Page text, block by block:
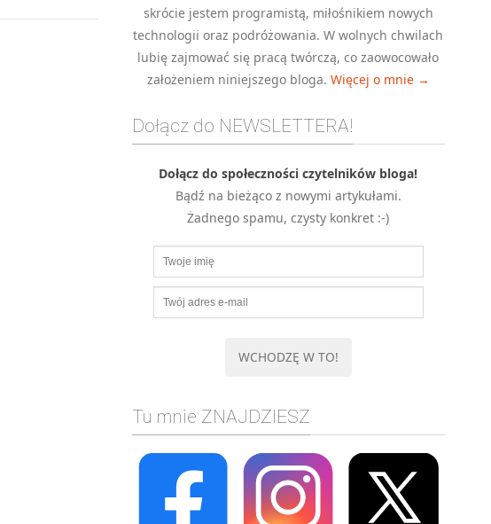
skrócie jestem programistą, miłośnikiem nowych
technologii oraz podróżowania. W wolnych chwilach
lubię zajmować się pracą twórczą, co zaowocowało
założeniem niniejszego bloga. Więcej o mnie →
Dołącz do NEWSLETTERA!
Dołącz do społeczności czytelników bloga!
Bądź na bieżąco z nowymi artykułami.
Żadnego spamu, czysty konkret :-)
Tu mnie ZNAJDZIESZ